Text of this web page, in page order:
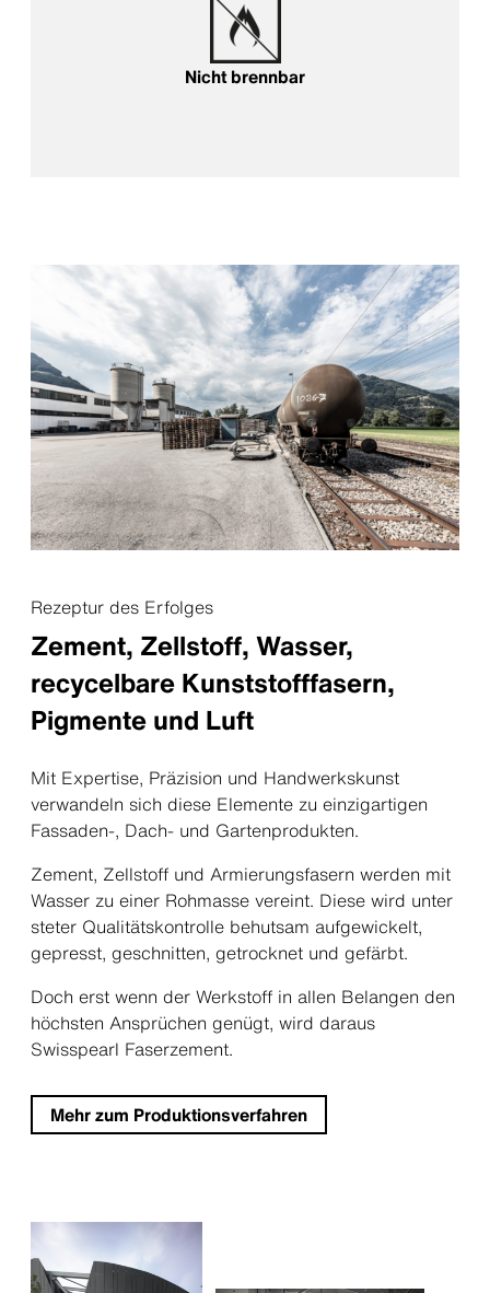
Nicht brennbar
Rezeptur des Erfolges
Zement, Zellstoff, Wasser,
recycelbare Kunststofffasern,
Pigmente und Luft
Mit Expertise, Präzision und Handwerkskunst
verwandeln sich diese Elemente zu einzigartigen
Fassaden-, Dach- und Gartenprodukten.
Zement, Zellstoff und Armierungsfasern werden mit
Wasser zu einer Rohmasse vereint. Diese wird unter
steter Qualitätskontrolle behutsam aufgewickelt,
gepresst, geschnitten, getrocknet und gefärbt.
Doch erst wenn der Werkstoff in allen Belangen den
höchsten Ansprüchen genügt, wird daraus
Swisspearl Faserzement.
Mehr zum Produktionsverfahren